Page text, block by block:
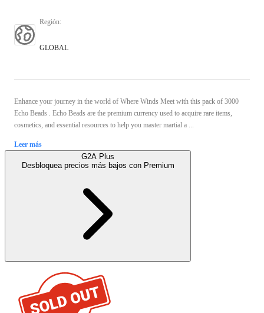
Región:
GLOBAL
Enhance your journey in the world of Where Winds Meet with this pack of 3000
Echo Beads . Echo Beads are the premium currency used to acquire rare items,
cosmetics, and essential resources to help you master martial a ...
Leer más
G2A Plus
Desbloquea precios más bajos con Premium